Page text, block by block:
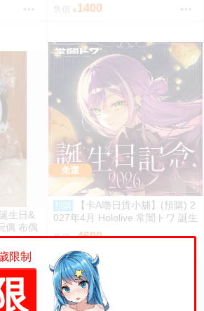
人記念
常闇トワ トワ様ぬいぐるみ BY
ライブ衣装
售價 1400
生日&
偶 布偶
けすい
免運
預購
【卡A嚕日貨小舖】(預購) 2
027年4月 Hololive 常闇トワ 誕生
日記念2026
售價 4690
限制